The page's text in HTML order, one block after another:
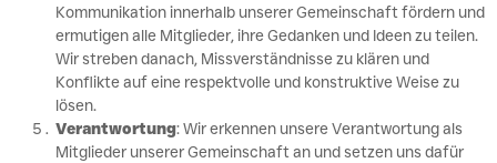
Kommunikation innerhalb unserer Gemeinschaft fördern und
ermutigen alle Mitglieder, ihre Gedanken und Ideen zu teilen.
Wir streben danach, Missverständnisse zu klären und
Konflikte auf eine respektvolle und konstruktive Weise zu
lösen.
Verantwortung: Wir erkennen unsere Verantwortung als
Mitglieder unserer Gemeinschaft an und setzen uns dafür